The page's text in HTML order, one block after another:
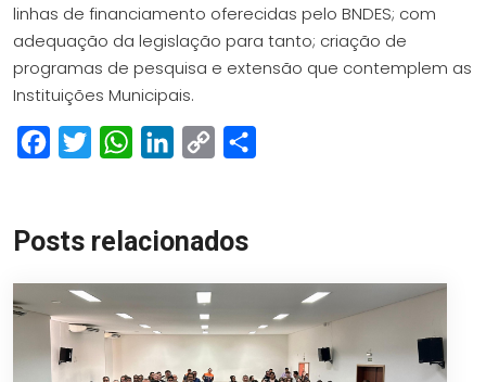
linhas de financiamento oferecidas pelo BNDES; com
adequação da legislação para tanto; criação de
programas de pesquisa e extensão que contemplem as
Instituições Municipais.
FacebookTwitterWhatsAppLinkedIn
Copy
Posts relacionados